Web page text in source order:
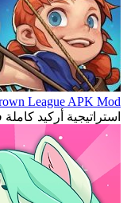
League APK Mod
استراتيجية أركيد